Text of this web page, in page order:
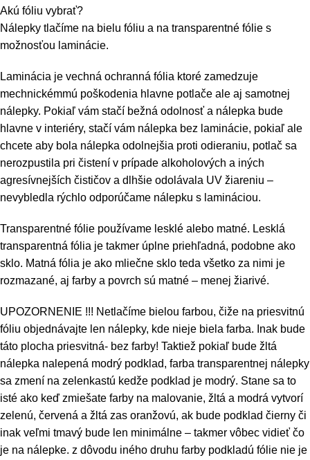
Akú fóliu vybrať?
Nálepky tlačíme na bielu fóliu a na transparentné fólie s
možnosťou laminácie.
Laminácia je vechná ochranná fólia ktoré zamedzuje
mechnickémmú poškodenia hlavne potlače ale aj samotnej
nálepky. Pokiaľ vám stačí bežná odolnosť a nálepka bude
hlavne v interiéry, stačí vám nálepka bez laminácie, pokiaľ ale
chcete aby bola nálepka odolnejšia proti odieraniu, potlač sa
nerozpustila pri čistení v prípade alkoholových a iných
agresívnejších čističov a dlhšie odolávala UV žiareniu –
nevybledla rýchlo odporúčame nálepku s lamináciou.
Transparentné fólie používame lesklé alebo matné. Lesklá
transparentná fólia je takmer úplne priehľadná, podobne ako
sklo. Matná fólia je ako mliečne sklo teda všetko za nimi je
rozmazané, aj farby a povrch sú matné – menej žiarivé.
UPOZORNENIE !!! Netlačíme bielou farbou, čiže na priesvitnú
fóliu objednávajte len nálepky, kde nieje biela farba. Inak bude
táto plocha priesvitná- bez farby! Taktiež pokiaľ bude žltá
nálepka nalepená modrý podklad, farba transparentnej nálepky
sa zmení na zelenkastú kedže podklad je modrý. Stane sa to
isté ako keď zmiešate farby na malovanie, žltá a modrá vytvorí
zelenú, červená a žltá zas oranžovú, ak bude podklad čierny či
inak veľmi tmavý bude len minimálne – takmer vôbec vidieť čo
je na nálepke. z dôvodu iného druhu farby podkladú fólie nie je